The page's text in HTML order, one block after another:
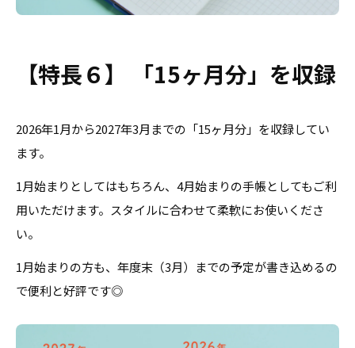
【特長６】 「15ヶ月分」を収録
2026年1月から2027年3月までの「15ヶ月分」を収録してい
ます。
1月始まりとしてはもちろん、4月始まりの手帳としてもご利
用いただけます。スタイルに合わせて柔軟にお使いくださ
い。
1月始まりの方も、年度末（3月）までの予定が書き込めるの
で便利と好評です◎